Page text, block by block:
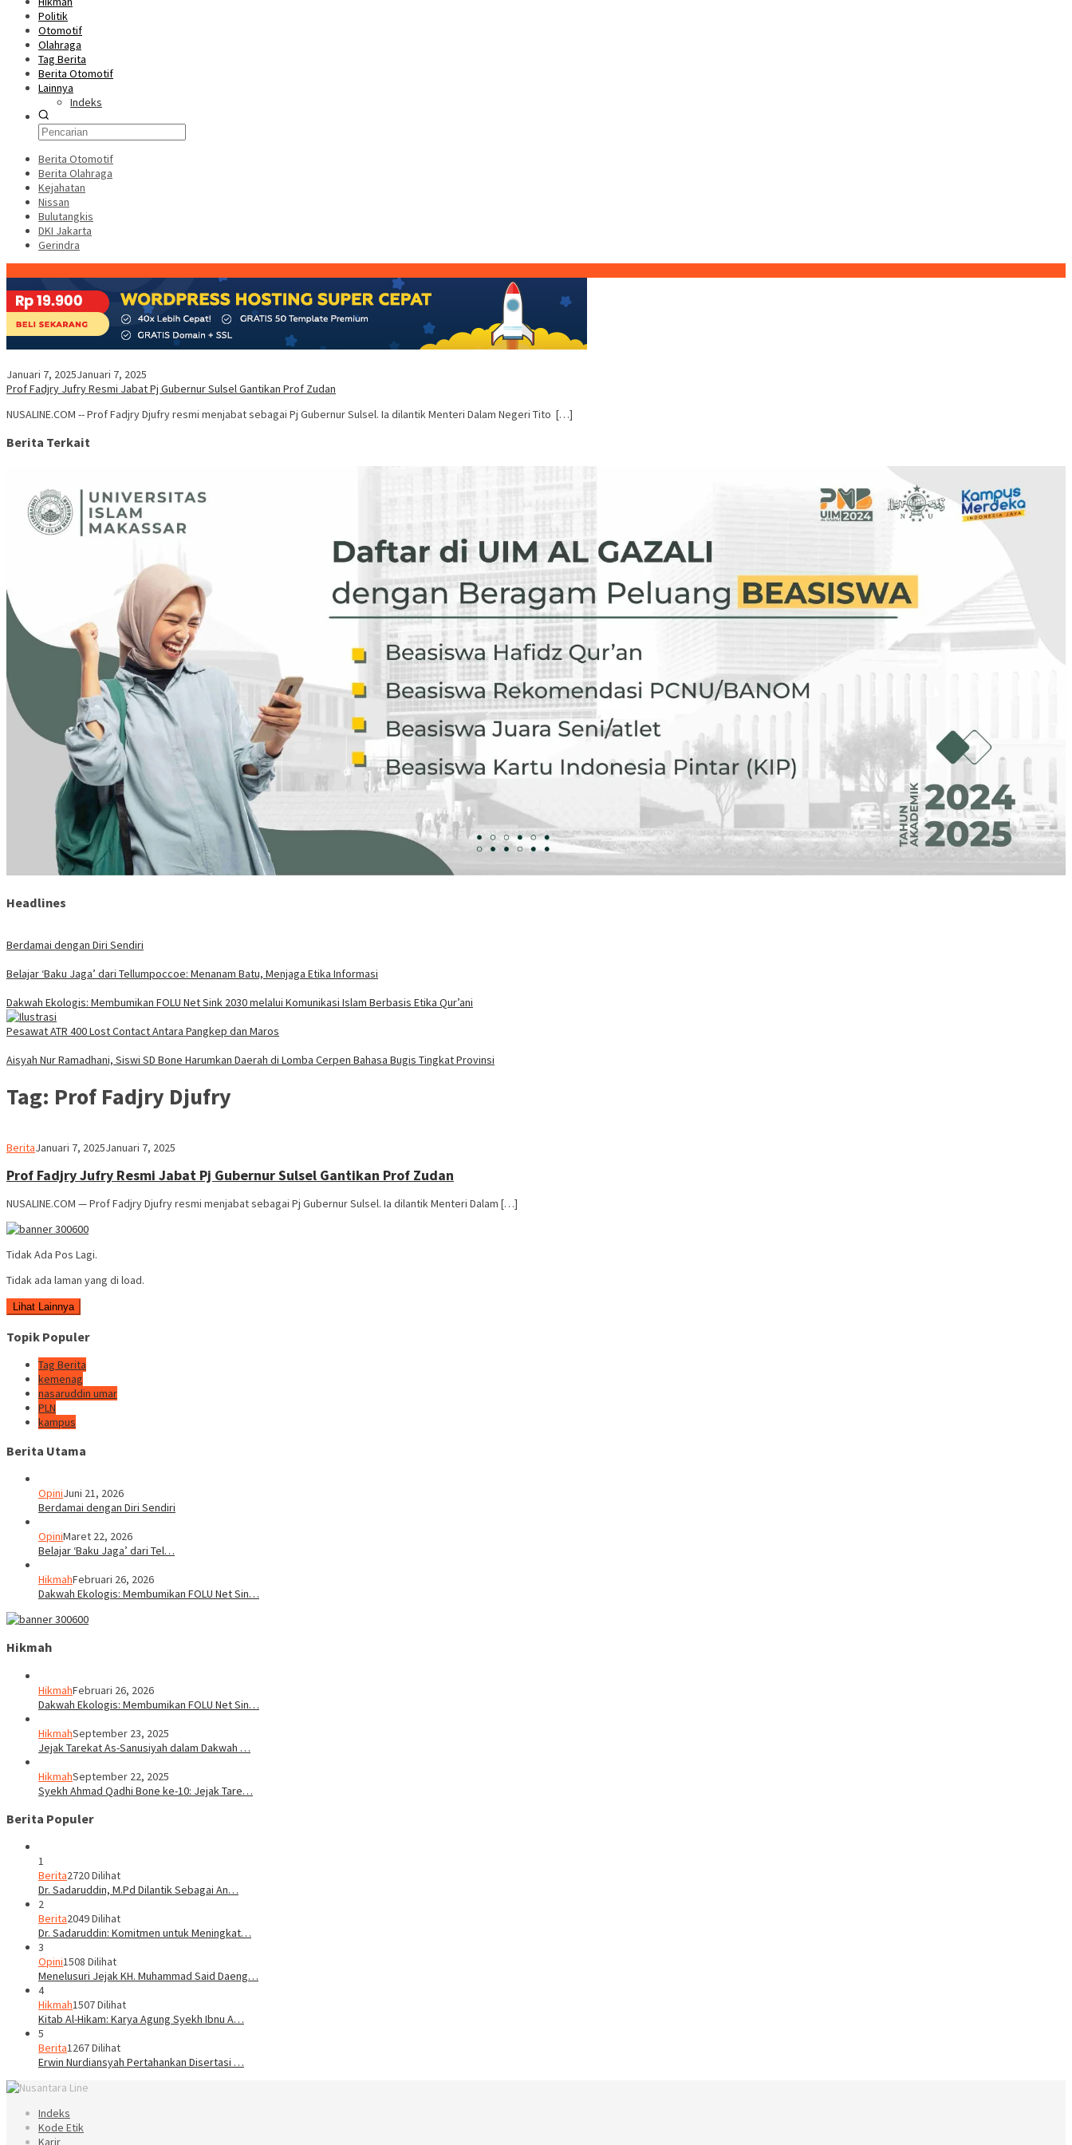
Politik
Otomotif
Olahraga
Tag Berita
Berita Otomotif
Lainnya
Indeks
Berita Otomotif
Berita Olahraga
Kejahatan
Nissan
Bulutangkis
DKI Jakarta
Gerindra
Januari 7, 2025Januari 7, 2025
Prof Fadjry Jufry Resmi Jabat Pj Gubernur Sulsel Gantikan Prof Zudan
NUSALINE.COM -- Prof Fadjry Djufry resmi menjabat sebagai Pj Gubernur Sulsel. Ia dilantik Menteri Dalam Negeri Tito […]
Berita Terkait
Headlines
Berdamai dengan Diri Sendiri
Belajar ‘Baku Jaga’ dari Tellumpoccoe: Menanam Batu, Menjaga Etika Informasi
Dakwah Ekologis: Membumikan FOLU Net Sink 2030 melalui Komunikasi Islam Berbasis Etika Qur’ani
Pesawat ATR 400 Lost Contact Antara Pangkep dan Maros
Aisyah Nur Ramadhani, Siswi SD Bone Harumkan Daerah di Lomba Cerpen Bahasa Bugis Tingkat Provinsi
Tag: Prof Fadjry Djufry
Berita Usman
Januari 7, 2025Januari 7, 2025
Prof Fadjry Jufry Resmi Jabat Pj Gubernur Sulsel Gantikan Prof Zudan
NUSALINE.COM — Prof Fadjry Djufry resmi menjabat sebagai Pj Gubernur Sulsel. Ia dilantik Menteri Dalam […]
Tidak Ada Pos Lagi.
Tidak ada laman yang di load.
Lihat Lainnya
Topik Populer
Tag Berita
kemenag
nasaruddin umar
PLN
kampus
Berita Utama
OpiniJuni 21, 2026
Berdamai dengan Diri Sendiri
OpiniMaret 22, 2026
Belajar ‘Baku Jaga’ dari Tel…
HikmahFebruari 26, 2026
Dakwah Ekologis: Membumikan FOLU Net Sin…
Hikmah
HikmahFebruari 26, 2026
Dakwah Ekologis: Membumikan FOLU Net Sin…
HikmahSeptember 23, 2025
Jejak Tarekat As-Sanusiyah dalam Dakwah …
HikmahSeptember 22, 2025
Syekh Ahmad Qadhi Bone ke-10: Jejak Tare…
Berita Populer
1
Berita2720 Dilihat
Dr. Sadaruddin, M.Pd Dilantik Sebagai An…
2
Berita2049 Dilihat
Dr. Sadaruddin: Komitmen untuk Meningkat…
3
Opini1508 Dilihat
Menelusuri Jejak KH. Muhammad Said Daeng…
4
Hikmah1507 Dilihat
Kitab Al-Hikam: Karya Agung Syekh Ibnu A…
5
Berita1267 Dilihat
Erwin Nurdiansyah Pertahankan Disertasi …
Indeks
Kode Etik
Karir